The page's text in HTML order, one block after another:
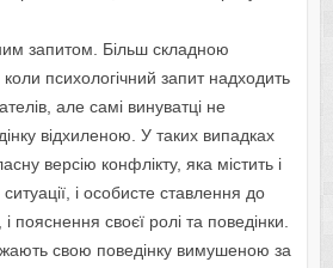
запитом. Більш складною
коли психологічний запит надходить
але самі винуватці не
відхиленою. У таких випадках
версію конфлікту, яка містить і
і особисте ставлення до
і пояснення своєї ролі та поведінки.
свою поведінку вимушеною за